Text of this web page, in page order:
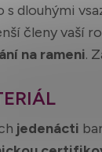
s dlouhými
členy vaší
na rameni.
jedenácti